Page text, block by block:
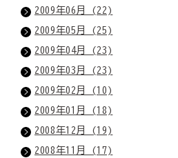
2009年06月 (22)
2009年05月 (25)
2009年04月 (23)
2009年03月 (23)
2009年02月 (10)
2009年01月 (18)
2008年12月 (19)
2008年11月 (17)